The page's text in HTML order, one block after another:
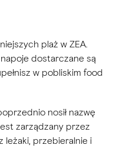
plaż w ZEA.
dostarczane są
w pobliskim food
nosił nazwę
zarządzany przez
leżaki, przebieralnie i